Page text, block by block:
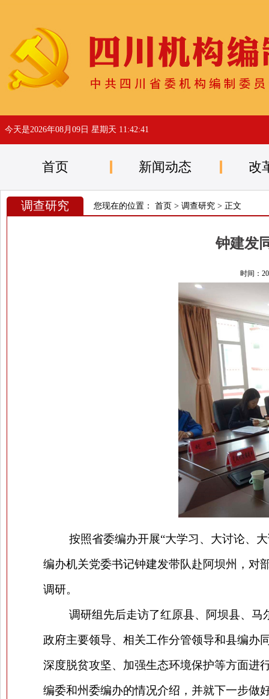
今天是2026年08月09日 星期天 11:42:41
首页 新闻动态 改
调查研究 您现在的位置： 首页 > 调查研究 > 正文
钟建发
时间：
按照省委编办开展“大学习、大讨论、
编办机关党委书记钟建发带队赴阿坝州，对
调研。
调研组先后走访了红原县、阿坝县、
政府主要领导、相关工作分管领导和县编办
深度脱贫攻坚、加强生态环境保护等方面进
编委和州委编办的情况介绍，并就下一步做